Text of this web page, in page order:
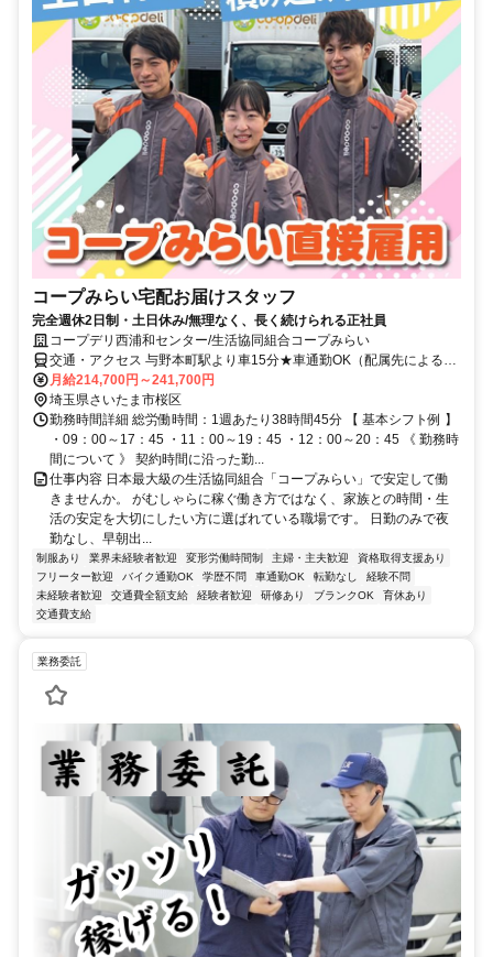
コープみらい宅配お届けスタッフ
完全週休2日制・土日休み/無理なく、長く続けられる正社員
コープデリ西浦和センター/生活協同組合コープみらい
交通・アクセス 与野本町駅より車15分★車通勤OK（配属先による）
※配属先は、入職時期や各センターの人員状況を踏まえ、本人の希望
を考慮した上で、募集場所を含む通勤可能な範囲のセンターから決定
します。
月給214,700円～241,700円
埼玉県さいたま市桜区
勤務時間詳細 総労働時間：1週あたり38時間45分 【 基本シフト例 】
・09：00～17：45 ・11：00～19：45 ・12：00～20：45 《 勤務時
間について 》 契約時間に沿った勤...
仕事内容 日本最大級の生活協同組合「コープみらい」で安定して働
きませんか。 がむしゃらに稼ぐ働き方ではなく、家族との時間・生
活の安定を大切にしたい方に選ばれている職場です。 日勤のみで夜
勤なし、早朝出...
制服あり 業界未経験者歓迎 変形労働時間制 主婦・主夫歓迎
資格取得支援あり
フリーター歓迎
バイク通勤OK 学歴不問 車通勤OK 転勤なし
経験不問
未経験者歓迎
交通費全額支給 経験者歓迎 研修あり ブランクOK
育休あり
交通費支給
業務委託